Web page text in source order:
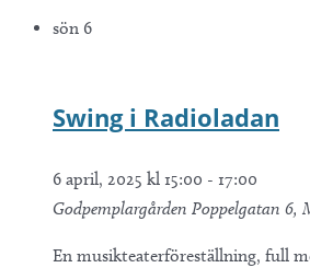
sön 6
Swing i Radioladan
6 april, 2025 kl 15:00 - 17:00
Godpemplargården Poppelgatan 6,
En musikteaterföreställning, full